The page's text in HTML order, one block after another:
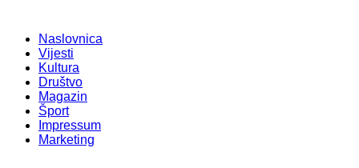
Naslovnica
Vijesti
Kultura
Društvo
Magazin
Šport
Impressum
Marketing